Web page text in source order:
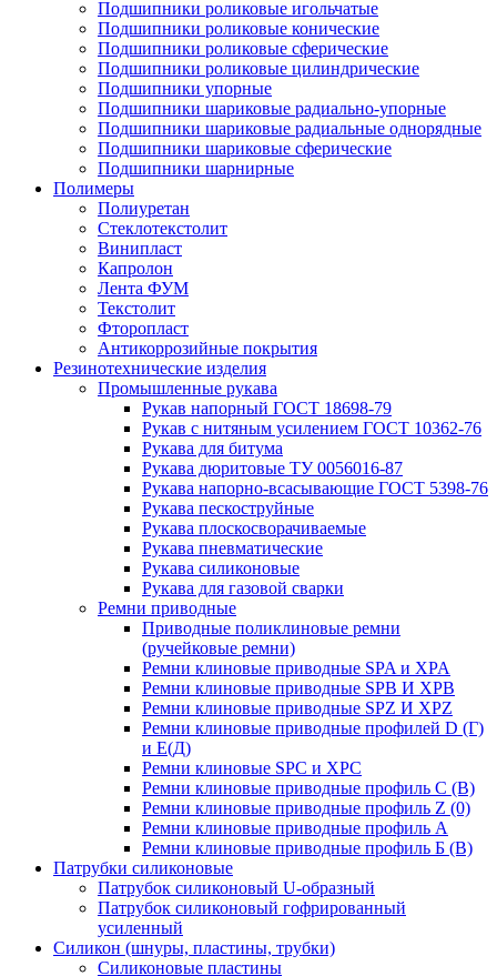
Подшипники роликовые игольчатые
Подшипники роликовые конические
Подшипники роликовые сферические
Подшипники роликовые цилиндрические
Подшипники упорные
Подшипники шариковые радиально-упорные
Подшипники шариковые радиальные однорядные
Подшипники шариковые сферические
Подшипники шарнирные
Полимеры
Полиуретан
Стеклотекстолит
Винипласт
Капролон
Лента ФУМ
Текстолит
Фторопласт
Антикоррозийные покрытия
Резинотехнические изделия
Промышленные рукава
Рукав напорный ГОСТ 18698-79
Рукав с нитяным усилением ГОСТ 10362-76
Рукава для битума
Рукава дюритовые ТУ 0056016-87
Рукава напорно-всасывающие ГОСТ 5398-76
Рукава пескоструйные
Рукава плоскосворачиваемые
Рукава пневматические
Рукава силиконовые
Рукава для газовой сварки
Ремни приводные
Приводные поликлиновые ремни
(ручейковые ремни)
Ремни клиновые приводные SPA и XPA
Ремни клиновые приводные SPB И XPB
Ремни клиновые приводные SPZ И XPZ
Ремни клиновые приводные профилей D (Г)
и Е(Д)
Ремни клиновые SPC и XPC
Ремни клиновые приводные профиль C (В)
Ремни клиновые приводные профиль Z (0)
Ремни клиновые приводные профиль А
Ремни клиновые приводные профиль Б (B)
Патрубки силиконовые
Патрубок силиконовый U-образный
Патрубок силиконовый гофрированный
усиленный
Силикон (шнуры, пластины, трубки)
Силиконовые пластины